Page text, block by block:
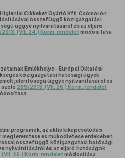
Cikkeket Gyártó Kft. Csömörön
összefüggő közigazgatási
üggyé nyilvánításáról és az eljáró
(VII. 24.) Korm. rendelet módosítása
Emlékhelye – Európai Oktatási
közigazgatási hatósági ügyek
jelentőségű üggyé nyilvánításáról és
szóló 289/2013. (VII. 26.) Korm. rendelet
programok, az aktív kikapcsolódás
és működtetése érdekében
összefüggő közigazgatási hatósági
nyilvánításáról és az eljáró hatóságok
(VII. 26.) Korm. rendelet módosítása